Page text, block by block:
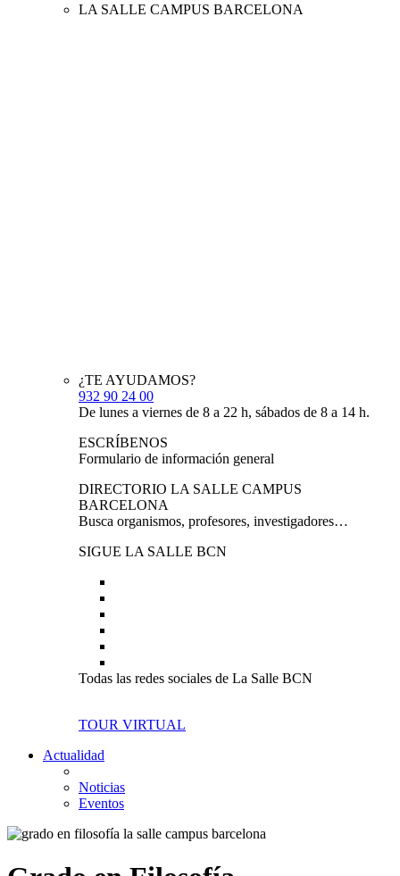
LA SALLE CAMPUS BARCELONA
¿TE AYUDAMOS?
932 90 24 00
De lunes a viernes de 8 a 22 h, sábados de 8 a 14 h.
ESCRÍBENOS
Formulario de información general
DIRECTORIO LA SALLE CAMPUS
BARCELONA
Busca organismos, profesores, investigadores…
SIGUE LA SALLE BCN
Todas las redes sociales de La Salle BCN
TOUR VIRTUAL
Actualidad
Noticias
Eventos